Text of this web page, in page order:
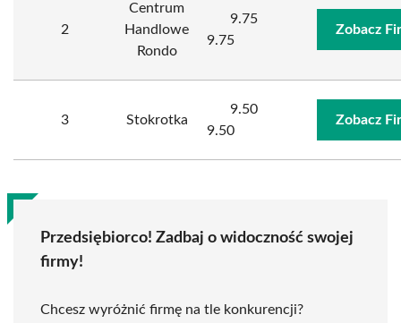
2
Centrum
Handlowe
Rondo
9.75
9.75
Zobacz
3 Stokrotka
9.50
9.50
Zobacz
Przedsiębiorco! Zadbaj o widoczność swojej
firmy!
Chcesz wyróżnić firmę na tle konkurencji?